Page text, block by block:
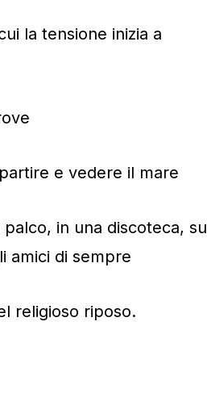
la tensione inizia a
e vedere il mare
in una discoteca, su
amici di sempre
religioso riposo.